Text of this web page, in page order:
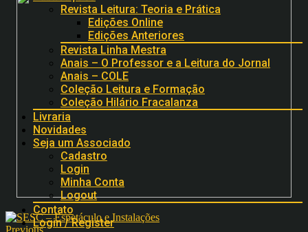
Revista Leitura: Teoria e Prática
Edições Online
Edições Anteriores
Revista Linha Mestra
Anais – O Professor e a Leitura do Jornal
Anais – COLE
Coleção Leitura e Formação
Coleção Hilário Fracalanza
Livraria
Novidades
Seja um Associado
Cadastro
Login
Minha Conta
Logout
Contato
Login / Register
Previous